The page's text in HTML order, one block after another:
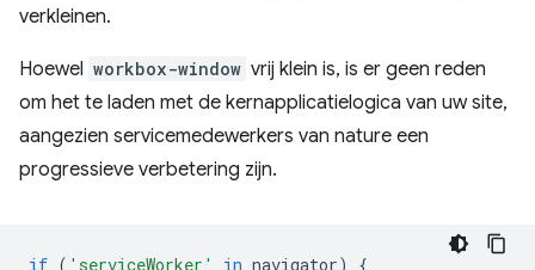
verkleinen.
Hoewel workbox-window vrij klein is, is er geen reden
om het te laden met de kernapplicatielogica van uw site,
aangezien servicemedewerkers van nature een
progressieve verbetering zijn.
if ( 'serviceWorker' in navigator) {